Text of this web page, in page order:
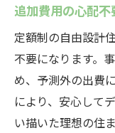
追加費用の心配不
定額制の自由設計
不要になります。
め、予測外の出費
により、安心して
い描いた理想の住